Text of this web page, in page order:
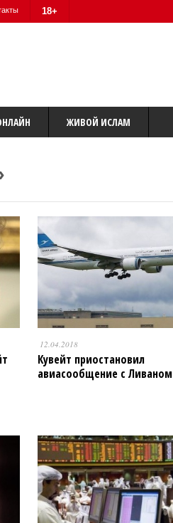
18+
ЖИВОЙ ИСЛАМ
12.04.2018
Кувейт приостановил
авиасообщение с Ливаном